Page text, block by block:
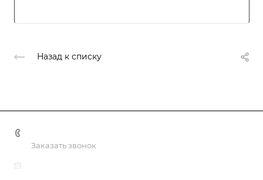
Назад к списку
Заказать звонок